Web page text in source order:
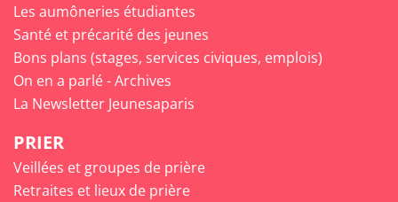
Les aumôneries étudiantes
Santé et précarité des jeunes
Bons plans (stages, services civiques, emplois)
On en a parlé - Archives
La Newsletter Jeunesaparis
PRIER
Veillées et groupes de prière
Retraites et lieux de prière